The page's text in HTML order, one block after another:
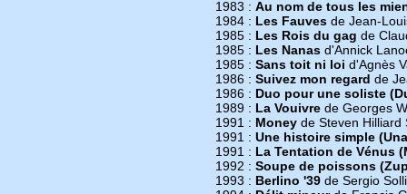
1983 : Au nom de tous les
1984 : Les Fauves de Jean-
1985 : Les Rois du gag de
1985 : Les Nanas d'Annick
1985 : Sans toit ni loi d'Agnès
1986 : Suivez mon regard de
1986 : Duo pour une soliste
1989 : La Vouivre de Georges
1991 : Money de Steven Hilliard
1991 : Une histoire simple
1991 : La Tentation de Vénus
1992 : Soupe de poissons
1993 : Berlino '39 de Sergio